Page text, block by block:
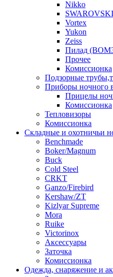
Nikko
SWAROVSKI
Vortex
Yukon
Zeiss
Пилад
Прочее
Комиссионка
Подзорные
Приборы ночного
Прицелы
Комиссионка
Тепловизоры
Комиссионка
Складные и охотничьи
Benchmade
Boker/Magnum
Buck
Cold Steel
CRKT
Ganzo/Firebird
Kershaw/ZT
Kizlyar Supreme
Mora
Ruike
Victorinox
Аксессуары
Заточка
Комиссионка
Одежда, снаряжение и